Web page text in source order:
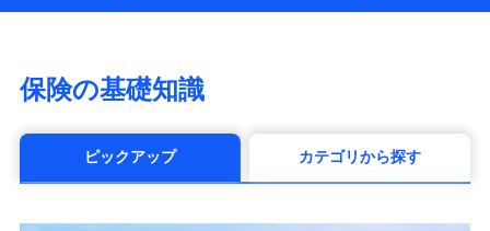
保険の基礎知識
ピックアップ カテゴリから探す